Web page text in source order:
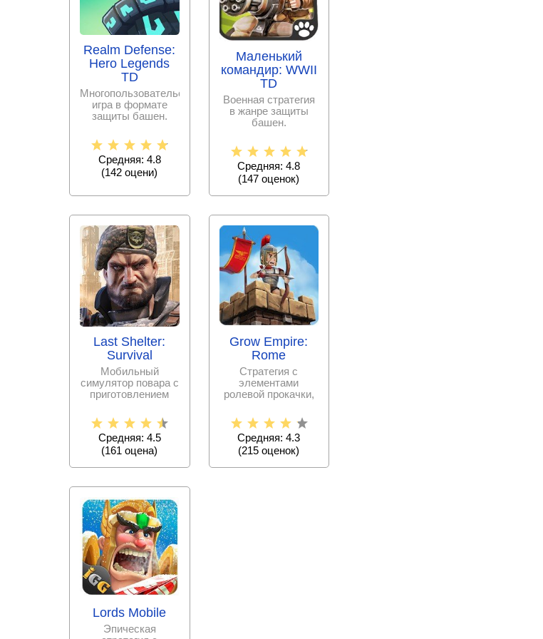
Realm Defense:
Hero Legends
TD
Многопользовательская
игра в формате
защиты башен.
Средняя: 4.8
(142 оцени)
Маленький
командир: WWII
TD
Военная стратегия
в жанре защиты
башен.
Средняя: 4.8
(147 оценок)
Last Shelter:
Survival
Мобильный
симулятор повара с
приготовлением
роллов.
Средняя: 4.5
(161 оценa)
Grow Empire:
Rome
Стратегия с
элементами
ролевой прокачки,
формате «стенка на
стенку».
Средняя: 4.3
(215 оценок)
Lords Mobile
Эпическая